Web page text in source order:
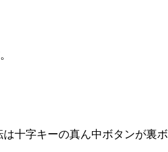
十字キーの真ん中ボタンが裏ボ